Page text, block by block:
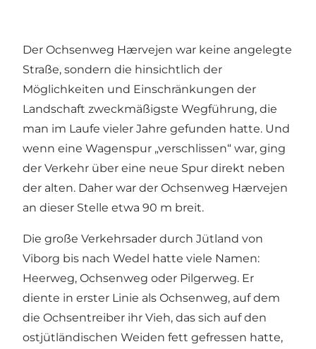
Der Ochsenweg Hærvejen war keine angelegte
Straße, sondern die hinsichtlich der
Möglichkeiten und Einschränkungen der
Landschaft zweckmäßigste Wegführung, die
man im Laufe vieler Jahre gefunden hatte. Und
wenn eine Wagenspur „verschlissen“ war, ging
der Verkehr über eine neue Spur direkt neben
der alten. Daher war der Ochsenweg Hærvejen
an dieser Stelle etwa 90 m breit.
Die große Verkehrsader durch Jütland von
Viborg bis nach Wedel hatte viele Namen:
Heerweg, Ochsenweg oder Pilgerweg. Er
diente in erster Linie als Ochsenweg, auf dem
die Ochsentreiber ihr Vieh, das sich auf den
ostjütländischen Weiden fett gefressen hatte,